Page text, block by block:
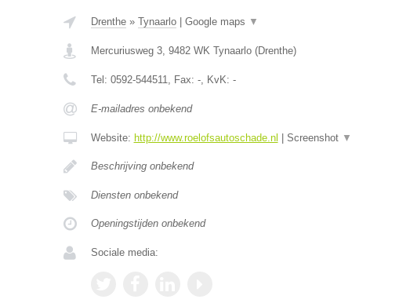
Drenthe» Tynaarlo| Google maps ▼
Mercuriusweg 3, 9482 WK Tynaarlo(Drenthe)
Tel: 0592-544511, Fax: -, KvK: -
E-mailadres onbekend
Website: http://www.roelofsautoschade.nl Screenshot ▼
Beschrijving onbekend
Diensten onbekend
Openingstijden onbekend
Sociale media: